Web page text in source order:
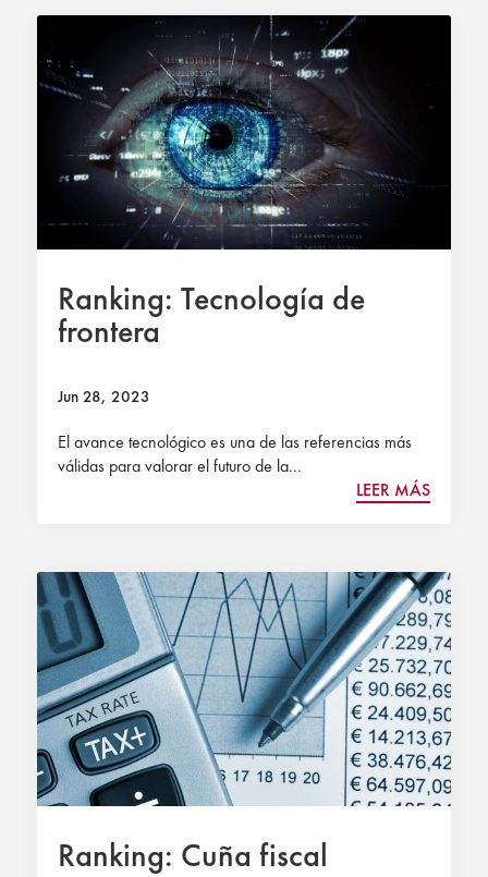
Ranking: Tecnología de
frontera
Jun 28, 2023
El avance tecnológico es una de las referencias más
válidas para valorar el futuro de la...
LEER MÁS
Ranking: Cuña fiscal